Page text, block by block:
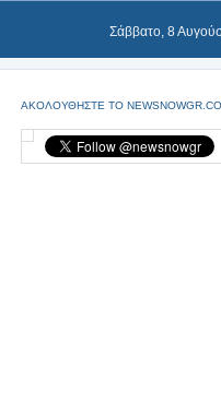
Σάββατο, 8
ΑΚΟΛΟΥΘΗΣΤΕ ΤΟ